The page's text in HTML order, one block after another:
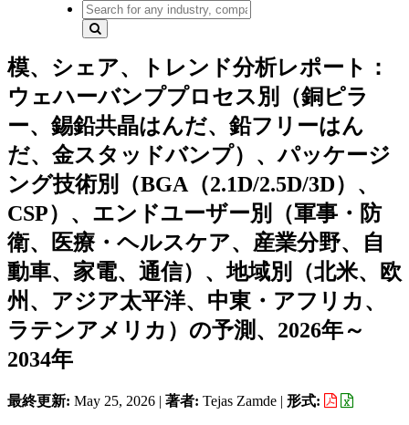
模、シェア、トレンド分析レポート：
ウェハーバンププロセス別（銅ピラ
ー、錫鉛共晶はんだ、鉛フリーはん
だ、金スタッドバンプ）、パッケージ
ング技術別（BGA（2.1D/2.5D/3D）、
CSP）、エンドユーザー別（軍事・防
衛、医療・ヘルスケア、産業分野、自
動車、家電、通信）、地域別（北米、欧
州、アジア太平洋、中東・アフリカ、
ラテンアメリカ）の予測、2026年～
2034年
最終更新: May 25, 2026 | 著者: Tejas Zamde | 形式: